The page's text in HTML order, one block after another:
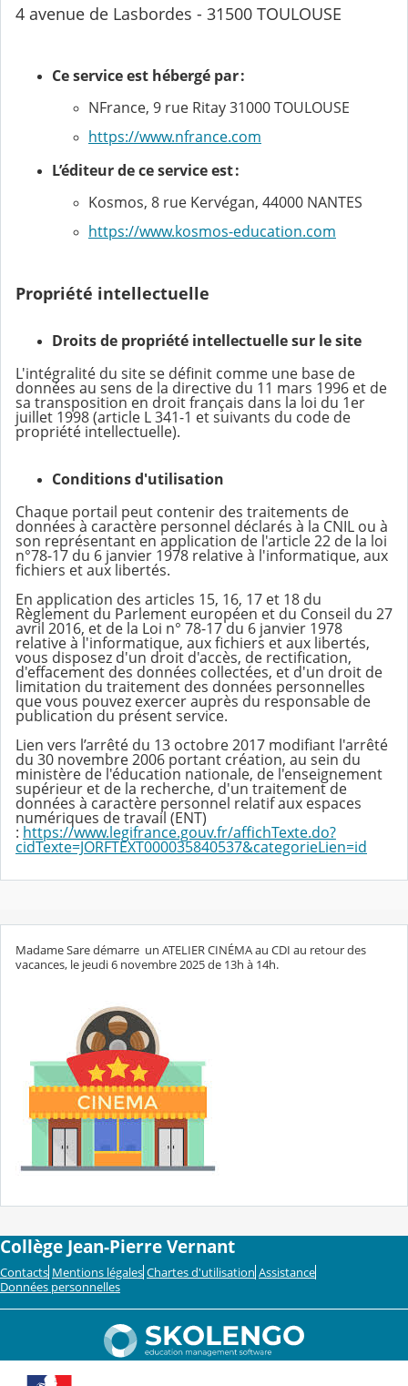
4 avenue de Lasbordes - 31500 TOULOUSE
Ce service est hébergé par :
NFrance, 9 rue Ritay 31000 TOULOUSE
https://www.nfrance.com
L’éditeur de ce service est :
Kosmos, 8 rue Kervégan, 44000 NANTES
https://www.kosmos-education.com
Propriété intellectuelle
Droits de propriété intellectuelle sur le site
L'intégralité du site se définit comme une base de
données au sens de la directive du 11 mars 1996 et de
sa transposition en droit français dans la loi du 1er
juillet 1998 (article L 341-1 et suivants du code de
propriété intellectuelle).
Conditions d'utilisation
Chaque portail peut contenir des traitements de
données à caractère personnel déclarés à la CNIL ou à
son représentant en application de l'article 22 de la loi
n°78-17 du 6 janvier 1978 relative à l'informatique, aux
fichiers et aux libertés.
En application des articles 15, 16, 17 et 18 du
Règlement du Parlement européen et du Conseil du 27
avril 2016, et de la Loi n° 78-17 du 6 janvier 1978
relative à l'informatique, aux fichiers et aux libertés,
vous disposez d'un droit d'accès, de rectification,
d'effacement des données collectées, et d'un droit de
limitation du traitement des données personnelles
que vous pouvez exercer auprès du responsable de
publication du présent service.
Lien vers l’arrêté du 13 octobre 2017 modifiant l'arrêté
du 30 novembre 2006 portant création, au sein du
ministère de l'éducation nationale, de l'enseignement
supérieur et de la recherche, d'un traitement de
données à caractère personnel relatif aux espaces
numériques de travail (ENT)
: https://www.legifrance.gouv.fr/affichTexte.do?
cidTexte=JORFTEXT000035840537&categorieLien=id
Madame Sare démarre un ATELIER CINÉMA au CDI au retour des
vacances, le jeudi 6 novembre 2025 de 13h à 14h.
Collège Jean-Pierre Vernant
Contacts Mentions légales Chartes d'utilisation Assistance
Données personnelles